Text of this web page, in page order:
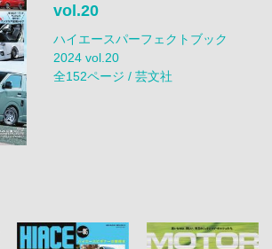
vol.20
ハイエースパーフェクトブック
2024 vol.20
全152ページ / 芸文社